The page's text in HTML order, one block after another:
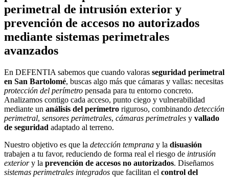
perimetral de intrusión exterior y
prevención de accesos no autorizados
mediante sistemas perimetrales
avanzados
En DEFENTIA sabemos que cuando valoras seguridad perimetral
en San Bartolomé, buscas algo más que cámaras y vallas: necesitas
protección del perímetro pensada para tu entorno concreto.
Analizamos contigo cada acceso, punto ciego y vulnerabilidad
mediante un análisis del perímetro riguroso, combinando detección
perimetral, sensores perimetrales, cámaras perimetrales y vallado
de seguridad adaptado al terreno.
Nuestro objetivo es que la detección temprana y la disuasión
trabajen a tu favor, reduciendo de forma real el riesgo de intrusión
exteriory la prevención de accesos no autorizados. Diseñamos
sistemas perimetrales integrados que facilitan el control del